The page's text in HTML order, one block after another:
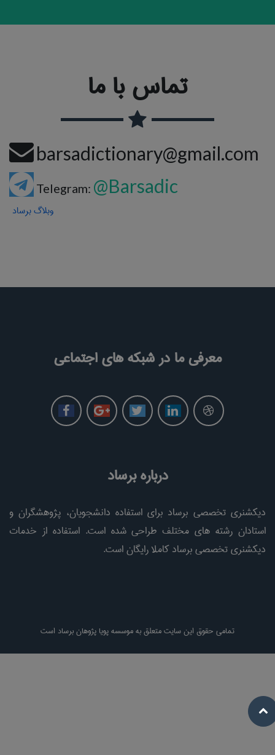
تماس با ما
barsadictionary@gmail.com
Telegram: @Barsadic
وبلاگ برساد
معرفی ما در شبکه های اجتماعی
درباره برساد
دیکشنری تخصصی برساد برای استفاده دانشجویان، پژوهشگران و
استادان رشته های مختلف طراحی شده است. استفاده از خدمات
دیکشنری تخصصی برساد کاملا رایگان است.
تمامی حقوق این سایت متعلق به موسسه پویا پژوهان برساد است